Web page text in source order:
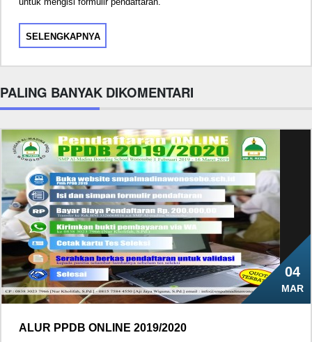
SELENGKAPNYA
PALING BANYAK DIKOMENTARI
04
MAR
ALUR PPDB ONLINE 2019/2020